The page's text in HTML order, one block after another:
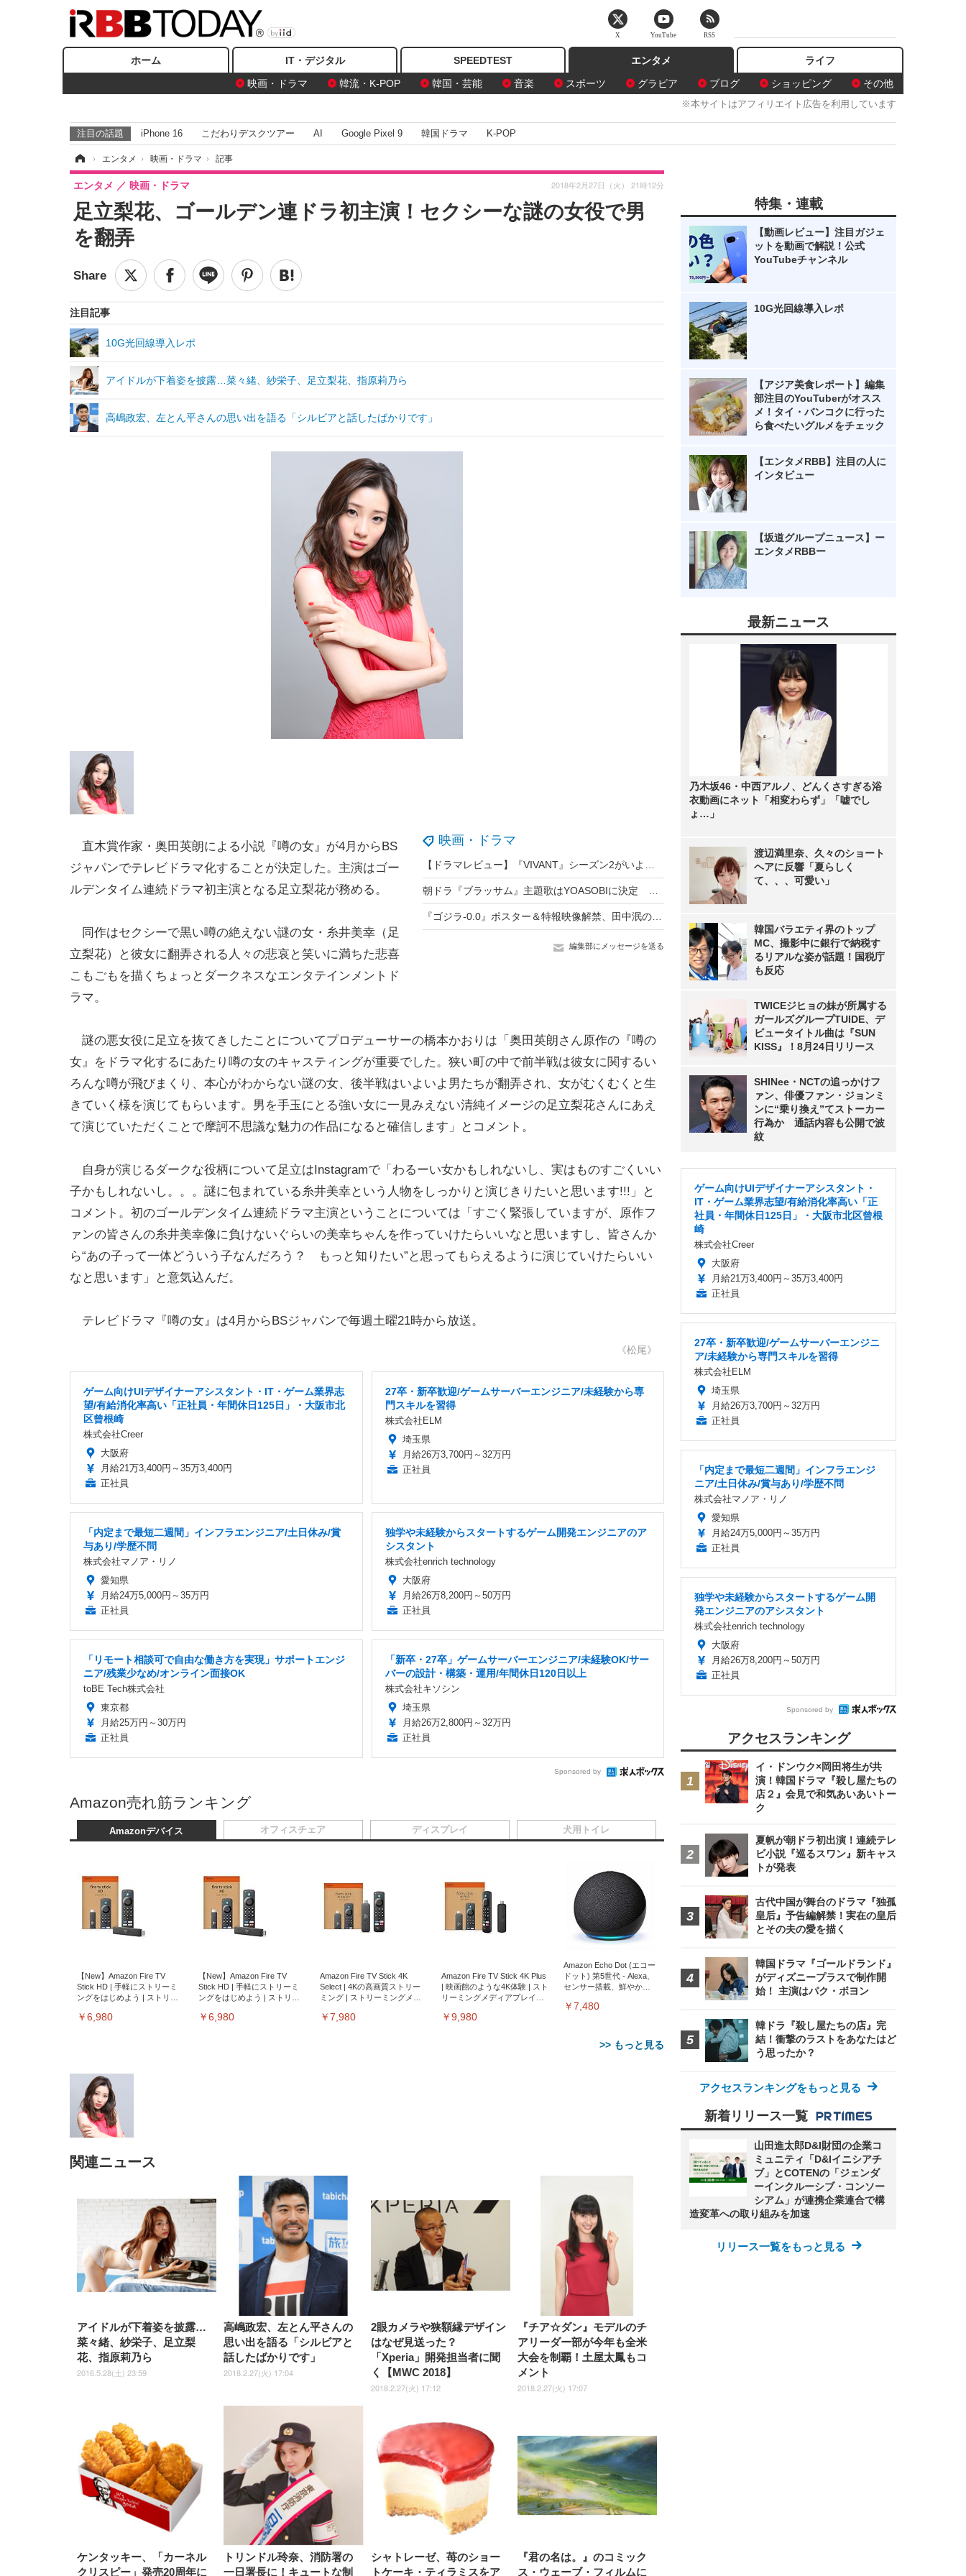
ホーム IT・デジタル SPEEDTEST
エンタメ
映画・ドラマ
韓流・K-POP 韓国・芸能 音楽 スポーツ グラビア ブログ ショッピング その他
ライフ
※本サイトはアフィリエイト広告を利用しています
注目の話題 iPhone 16 こだわりデスクツアー AI Google Pixel 9 韓国ドラマ K-POP
› エンタメ › 映画・ドラマ › 記事
足立梨花、ゴールデン連ドラ初主演！セクシーな謎の女役で男
を翻弄
エンタメ 映画・ドラマ 2018年2月27日（火） 21時12分
注目記事
10G光回線導入レポ
アイドルが下着姿を披露…菜々緒、紗栄子、足立梨花、指原莉乃ら
高嶋政宏、左とん平さんの思い出を語る「シルビアと話したばかりです」
映画・ドラマ
編集部にメッセージを送る
直木賞作家・奥田英朗による小説『噂の女』が4月からBS
ジャパンでテレビドラマ化することが決定した。主演はゴー
ルデンタイム連続ドラマ初主演となる足立梨花が務める。
同作はセクシーで黒い噂の絶えない謎の女・糸井美幸（足
立梨花）と彼女に翻弄される人々の悲哀と笑いに満ちた悲喜
こもごもを描くちょっとダークネスなエンタテインメントド
ラマ。
謎の悪女役に足立を抜てきしたことについてプロデューサーの橋本かおりは「奥田英朗さん原作の『噂の
女』をドラマ化するにあたり噂の女のキャスティングが重要でした。狭い町の中で前半戦は彼女に関するい
ろんな噂が飛びまくり、本心がわからない謎の女、後半戦はいよいよ男たちが翻弄され、女がむくむくと生
きていく様を演じてもらいます。男を手玉にとる強い女に一見みえない清純イメージの足立梨花さんにあえ
て演じていただくことで摩訶不思議な魅力の作品になると確信します」とコメント。
自身が演じるダークな役柄について足立はInstagramで「わるーい女かもしれないし、実はものすごくいい
子かもしれないし。。。謎に包まれている糸井美幸という人物をしっかりと演じきりたいと思います!!!」と
コメント。初のゴールデンタイム連続ドラマ主演ということについては「すごく緊張していますが、原作フ
ァンの皆さんの糸井美幸像に負けないぐらいの美幸ちゃんを作っていけたらいいなと思いますし、皆さんか
ら“あの子って一体どういう子なんだろう？ もっと知りたい”と思ってもらえるように演じていけたらいい
なと思います」と意気込んだ。
テレビドラマ『噂の女』は4月からBSジャパンで毎週土曜21時から放送。
《松尾》
ゲーム向けUIデザイナーアシスタント・IT・ゲーム業界志
望/有給消化率高い「正社員・年間休日125日」・大阪市北
区曾根崎
株式会社Creer
大阪府
月給21万3,400円～35万3,400円
正社員
27卒・新卒歓迎/ゲームサーバーエンジニア/未経験から専
門スキルを習得
株式会社ELM
埼玉県
月給26万3,700円～32万円
正社員
「内定まで最短二週間」インフラエンジニア/土日休み/賞
与あり/学歴不問
株式会社マノア・リノ
愛知県
月給24万5,000円～35万円
正社員
独学や未経験からスタートするゲーム開発エンジニアのア
シスタント
株式会社enrich technology
大阪府
月給26万8,200円～50万円
正社員
「リモート相談可で自由な働き方を実現」サポートエンジ
ニア/残業少なめ/オンライン面接OK
toBE Tech株式会社
東京都
月給25万円～30万円
正社員
「新卒・27卒」ゲームサーバーエンジニア/未経験OK/サー
バーの設計・構築・運用/年間休日120日以上
株式会社キソシン
埼玉県
月給26万2,800円～32万円
正社員
Sponsored by
Amazon売れ筋ランキング
Amazonデバイス
【New】Amazon Fire TV
Stick HD | 手軽にストリーミ
ングをはじめよう | ストリー
￥6,980
【New】Amazon Fire TV
Stick HD | 手軽にストリーミ
ングをはじめよう | ストリー
￥6,980
Amazon Fire TV Stick 4K
Select | 4Kの高画質ストリー
ミング | ストリーミングメデ
￥7,980
Amazon Fire TV Stick 4K Plus
| 映画館のような4K体験 | スト
リーミングメディアプレイヤ
￥9,980
Amazon Echo Dot (エコー
ドット) 第5世代 - Alexa、
センサー搭載、鮮やかな
￥7,480
>> もっと見る
オフィスチェア
子 テレワーク 疲れない 跳ね
上げ式アームレスト コンパク
ト 約105度ロッキング pc 事務
椅子 360度回転 座面昇降 強化
ナイロン樹脂ベース 通気性メ
ッシュ 在宅ワーク H-
WY01(黒網+黒枠+黒足)
SIHOO B100 オフィスチェア
／デスクチェア メッシュチェ
ア 人間工学 疲れない ブラッ
Sezlife オフィスチェア デスク
チェア 疲れない テレワーク
チェア 強化バックレスト 30
度ロッキング機能 人間工学 椅
子 腰サポート 90度跳ね上げ
式アームレスト 3Dヘッドレス
ト ハンガー付き 高反発クッシ
ョン PCチェア 通気性メッシ
ュ ゲーミング/勉強/事務用 お
しゃれ パソコンチェア (ブラ
ック)
チェア 強化バックレスト 30度
ロッキング機能 人間工学 椅子
腰サポート 90度跳ね上げ式ア
ームレスト 3Dヘッドレスト
ハンガー付き 高反発クッショ
ン PCチェア 通気性メッシュ
ゲーミング/勉強/事務用 おし
ゃれ パソコンチェア (ホワイ
￥7,680
ッシュ 通気性 ランバーサ
ポート付き 腰サポート ガ
ス圧無段階昇降 360度回
転 キャスター付き コンパ
クト 幅52×奥行58.5×高さ
84～96cm テレワーク 在
宅勤務 ブラック
￥4,139
ディスプレイ
EV3240X-WT | 31.5型4K
UHD・USB Type-C・ホワイ
EIZO ビジネス向けプレミア
ムモニター | FlexScan
EV2740X-WT | 27.0型4K
UHD・USB Type-C・ホワイ
ト￥109,572
ニター DualSense 充電フッ
ク付き（CFI-ZDM1J）
￥49,979
HD（1920×1080）VA 非光
沢 HDMI/DisplayPort/VGA
スピーカー内蔵 高さ調整 ス
イベル VESA対応
ComfortView ビジネス向け
￥15,800
【MiniLED/24.5inch/280Hz/FHD】
Gaming Monitor 24” Essential ゲ
ーミングモニター QD 24.5インチ
1ms FHD 量子ドット 残像低減 (3
年保証 | 輝点保証 | 日本メーカー)
￥34,980
犬用トイレ
ーツ 薄型 レギュラー 1回使い
捨て 無香料 ホワイト 300枚
Amazonベーシック ペットシ
ーツ 厚型 ワイド 42枚x2袋(84
枚) ホワイト(吸収面:ライトブ
ネオ・ルーライフ ネオ・オム
ツ L 中型犬用 26枚入り 単品
￥1,800
Smart Basic アイリスオーヤマ
ペットシーツ 超厚型 お徳用
ワイド 100枚入 (x 1) (ケース
販売)
￥3,670
ュラー 200枚入
【Amazon.co.jp限定】
￥3,731
関連ニュース
アイドルが下着姿を披露…
菜々緒、紗栄子、足立梨
花、指原莉乃ら
2016.5.28(土) 23:59
高嶋政宏、左とん平さんの
思い出を語る「シルビアと
話したばかりです」
2018.2.27(火) 17:04
2眼カメラや狭額縁デザイン
はなぜ見送った？
「Xperia」開発担当者に聞
く【MWC 2018】
2018.2.27(火) 17:12
『チア☆ダン』モデルのチ
アリーダー部が今年も全米
大会を制覇！土屋太鳳もコ
メント
2018.2.27(火) 17:07
ケンタッキー、「カーネル
クリスピー」発売20周年に
トリンドル玲奈、消防署の
一日署長に！キュートな制
シャトレーゼ、苺のショー
トケーキ・ティラミスをア
『君の名は。』のコミック
ス・ウェーブ・フィルムに
特集・連載
【動画レビュー】注目ガジェ
ットを動画で解説！公式
YouTubeチャンネル
10G光回線導入レポ
【アジア美食レポート】編集
部注目のYouTuberがオスス
メ！タイ・バンコクに行った
ら食べたいグルメをチェック
【エンタメRBB】注目の人に
インタビュー
【坂道グループニュース】ー
エンタメRBBー
最新ニュース
乃木坂46・中西アルノ、どんくさすぎる浴
衣動画にネット「相変わらず」「嘘でし
ょ…」
渡辺満里奈、久々のショート
ヘアに反響「夏らしく
て、、、可愛い」
韓国バラエティ界のトップ
MC、撮影中に銀行で納税す
るリアルな姿が話題！国税庁
も反応
TWICEジヒョの妹が所属する
ガールズグループTUIDE、デ
ビュータイトル曲は『SUN
KISS』！8月24日リリース
SHINee・NCTの追っかけフ
ァン、俳優ファン・ジョンミ
ンに“乗り換え”てストーカー
行為か 通話内容も公開で波
紋
ゲーム向けUIデザイナーアシスタント・
IT・ゲーム業界志望/有給消化率高い「正
社員・年間休日125日」・大阪市北区曾根
崎
株式会社Creer
大阪府
月給21万3,400円～35万3,400円
正社員
27卒・新卒歓迎/ゲームサーバーエンジニ
ア/未経験から専門スキルを習得
株式会社ELM
埼玉県
月給26万3,700円～32万円
正社員
「内定まで最短二週間」インフラエンジ
ニア/土日休み/賞与あり/学歴不問
株式会社マノア・リノ
愛知県
月給24万5,000円～35万円
正社員
独学や未経験からスタートするゲーム開
発エンジニアのアシスタント
株式会社enrich technology
大阪府
月給26万8,200円～50万円
正社員
Sponsored by
アクセスランキング
イ・ドンウク×岡田将生が共
演！韓国ドラマ『殺し屋たちの
店２』会見で和気あいあいトー
ク
夏帆が朝ドラ初出演！連続テレ
ビ小説『巡るスワン』新キャス
トが発表
古代中国が舞台のドラマ『独孤
皇后』予告編解禁！実在の皇后
とその夫の愛を描く
韓国ドラマ『ゴールドランド』
がディズニープラスで制作開
始！ 主演はパク・ボヨン
韓ドラ『殺し屋たちの店』完
結！衝撃のラストをあなたはど
う思ったか？
アクセスランキングをもっと見る
新着リリース一覧
山田進太郎D&I財団の企業コ
ミュニティ「D&Iイニシアチ
ブ」とCOTENの「ジェンダ
ーインクルーシブ・コンソー
シアム」が連携企業連合で構
造変革への取り組みを加速
リリース一覧をもっと見る
X YouTube RSS